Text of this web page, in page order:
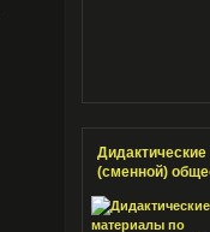
(сменной)